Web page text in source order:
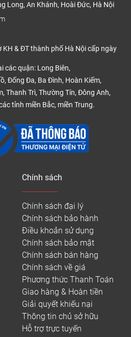
Long, An Khánh, Hoài Đức, Hà Nội
KH & ĐT thành phố Hà Nội cấp ngày
các quận: Long Biên,
Đống Đa, Ba Đình, Hoàn Kiếm,
Thanh Trì, Thường Tín, Đông Anh,
tỉnh miền Bắc, miền Trung.
Chính sách
Chính sách đại lý
Chính sách bảo hành
Điều khoản sử dụng
Chính sách bảo mật
Chính sách bán hàng
Chính sách về giá
Phương thức Thanh Toán
Giao hàng & Hoàn tiền
Giải quyết khiếu nại
Thông tin chủ sở hữu
Hỗ trợ trực tuyến